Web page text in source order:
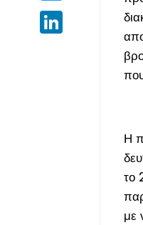
LinkedIn
Η
το
με